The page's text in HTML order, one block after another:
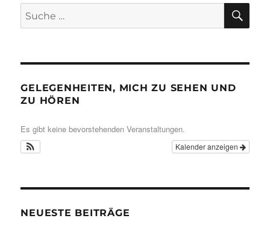
Suche
nach:
GELEGENHEITEN, MICH ZU SEHEN UND
ZU HÖREN
Es gibt keine bevorstehenden Veranstaltungen.
Kalender anzeigen
NEUESTE BEITRÄGE